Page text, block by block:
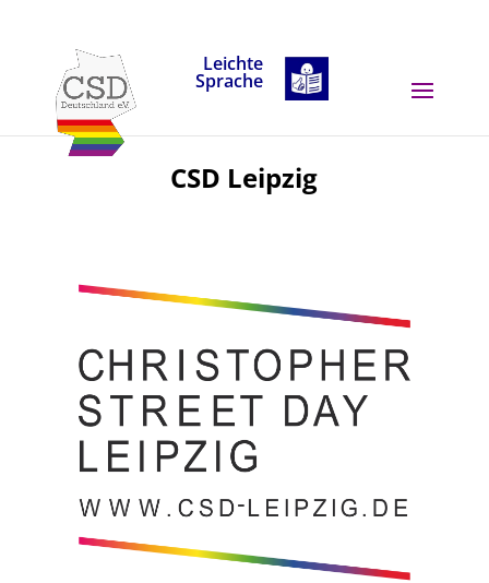
Leichte
Sprache
CSD Leipzig